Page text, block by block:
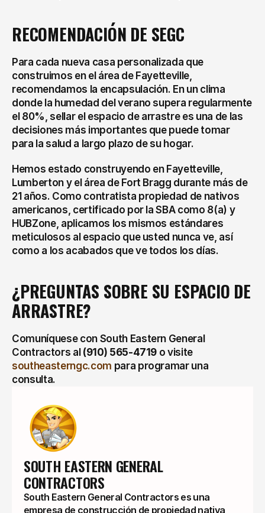
RECOMENDACIÓN DE SEGC
Para cada nueva casa personalizada que
construimos en el área de Fayetteville,
recomendamos la encapsulación. En un clima
donde la humedad del verano supera regularmente
el 80%, sellar el espacio de arrastre es una de las
decisiones más importantes que puede tomar
para la salud a largo plazo de su hogar.
Hemos estado construyendo en Fayetteville,
Lumberton y el área de Fort Bragg durante más de
21 años. Como contratista propiedad de nativos
americanos, certificado por la SBA como 8(a) y
HUBZone, aplicamos los mismos estándares
meticulosos al espacio que usted nunca ve, así
como a los acabados que ve todos los días.
¿PREGUNTAS SOBRE SU ESPACIO DE
ARRASTRE?
Comuníquese con South Eastern General
Contractors al (910) 565-4719
southeasterngc.com para programar una
consulta.
SOUTH EASTERN GENERAL
CONTRACTORS
South Eastern General Contractors es una
empresa de construcción de propiedad nativa